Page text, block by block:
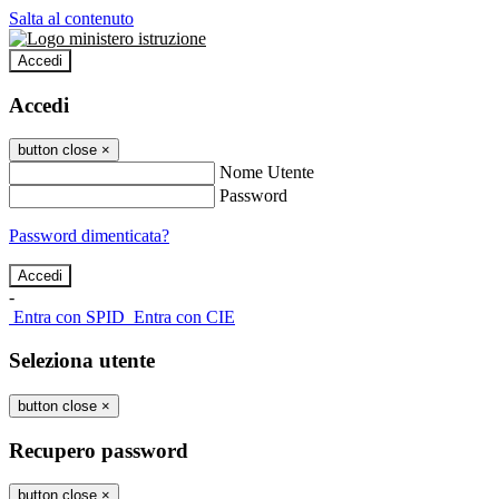
Salta al contenuto
Accedi
Accedi
button close ×
Nome Utente
Password
Password dimenticata?
-
Entra con SPID Entra con CIE
Seleziona utente
button close ×
Recupero password
button close ×